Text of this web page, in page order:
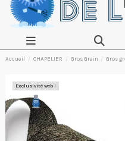
Accueil CHAPELIER Gros Grain Gros
Exclusivité web !